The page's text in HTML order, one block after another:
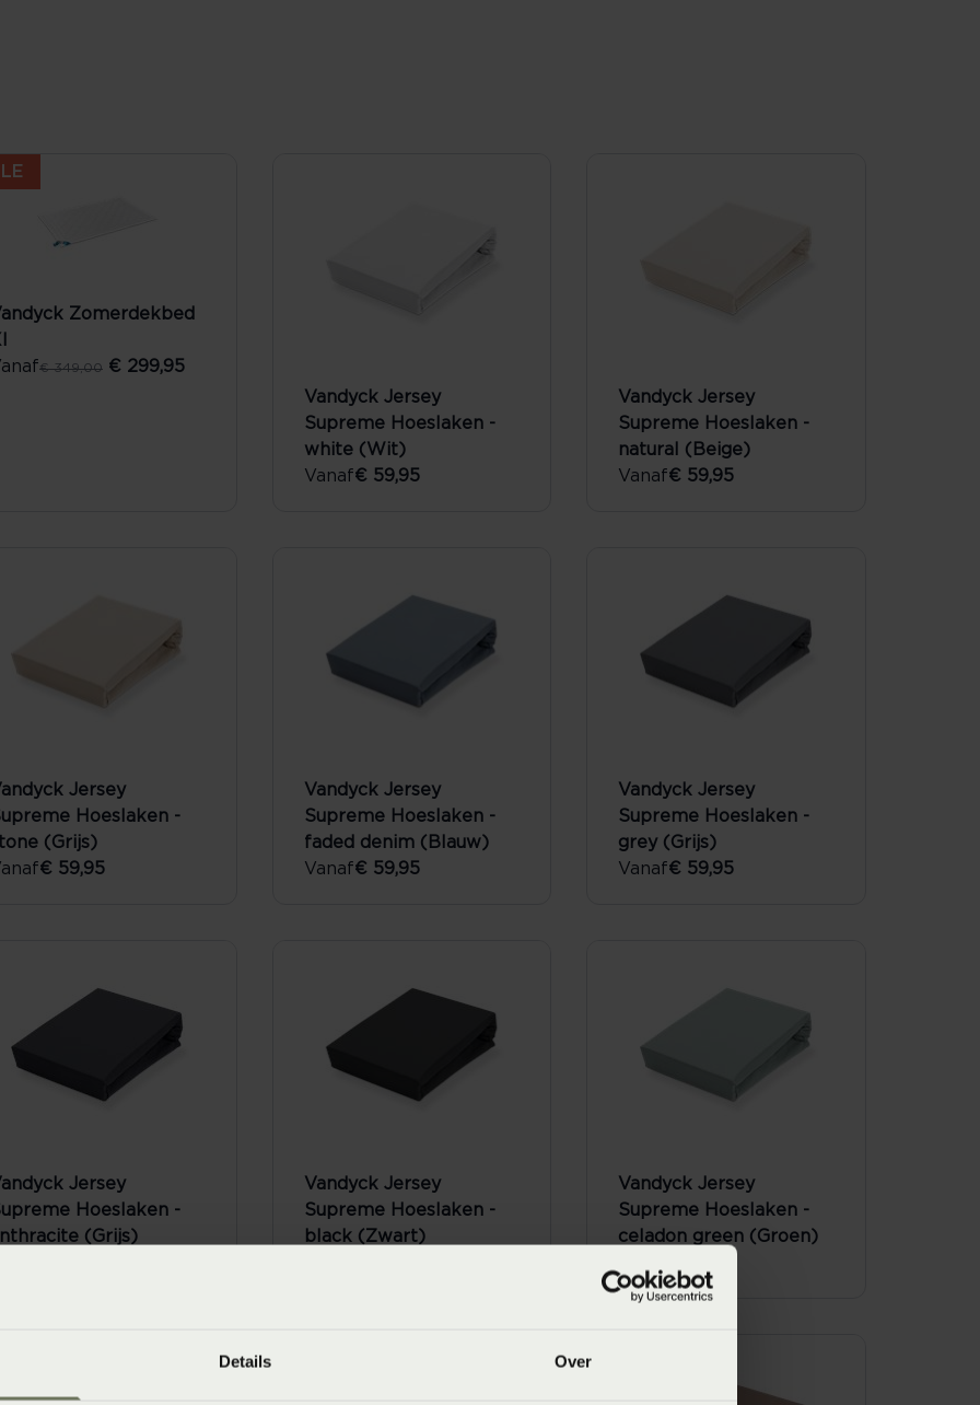
Details Over
Zomerdekbed
€ 349,00 € 299,95
Vandyck Jersey
Supreme Hoeslaken -
white (Wit)
Vanaf€ 59,95
Vandyck Jersey
Supreme Hoeslaken -
natural (Beige)
Vanaf€ 59,95
Jersey
Hoeslaken -
(Grijs)
€ 59,95
Vandyck Jersey
Supreme Hoeslaken -
faded denim (Blauw)
Vanaf€ 59,95
Vandyck Jersey
Supreme Hoeslaken -
grey (Grijs)
Vanaf€ 59,95
Jersey
Hoeslaken -
(Grijs)
Vandyck Jersey
Supreme Hoeslaken -
black (Zwart)
Vandyck Jersey
Supreme Hoeslaken -
celadon green (Groen)